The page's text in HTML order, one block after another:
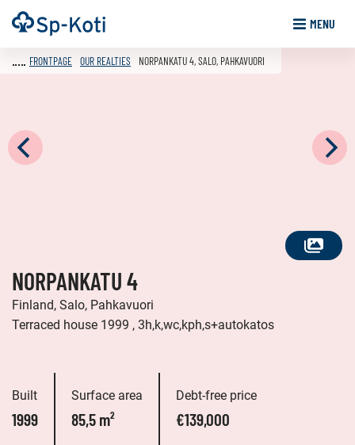
Go
to
Frontpage MENU
SEE
FRONTPAGE OUR REALTIES NORPANKATU 4, SALO, PAHKAVUORI
NORPANKATU 4
Finland, Salo, Pahkavuori
Terraced house 1999 , 3h,k,wc,kph,s+autokatos
Built
1999
Surface area
85,5 m²
Debt-free price
€139,000